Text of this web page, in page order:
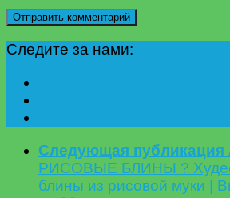
Следите за нами:
Следующая публикация
РИСОВЫЕ БЛИНЫ ?
блины из рисовой муки |